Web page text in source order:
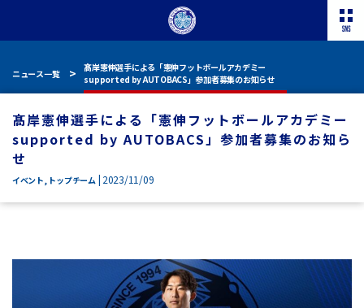
ニュース一覧
髙岸憲伸選手による「憲伸フットボールアカデミー
supported by AUTOBACS」参加者募集のお知らせ
髙岸憲伸選手による「憲伸フットボールアカデミー
supported by AUTOBACS」参加者募集のお知ら
せ
イベント, トップチーム | 2023/11/09